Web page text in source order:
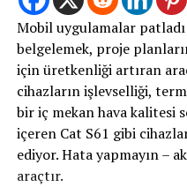
Mobil uygulamalar
belgelemek, proje
için üretkenliği artıran
cihazların işlevselliği,
bir iç mekan hava kalitesi
içeren Cat S61 gibi
ediyor. Hata yapmayın –
araçtır.